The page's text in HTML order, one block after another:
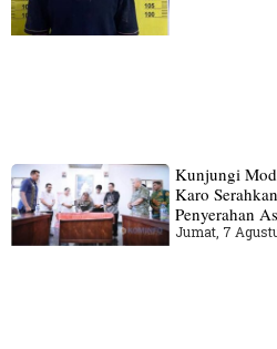
Kunjungi
Karo
Penyerahan
Jumat, 7